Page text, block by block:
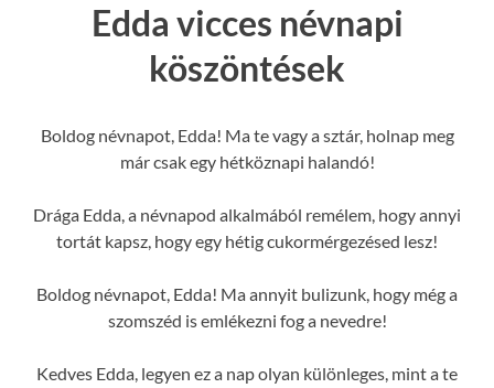
Edda vicces névnapi
köszöntések
Boldog névnapot, Edda! Ma te vagy a sztár, holnap meg
már csak egy hétköznapi halandó!
Drága Edda, a névnapod alkalmából remélem, hogy annyi
tortát kapsz, hogy egy hétig cukormérgezésed lesz!
Boldog névnapot, Edda! Ma annyit bulizunk, hogy még a
szomszéd is emlékezni fog a nevedre!
Kedves Edda, legyen ez a nap olyan különleges, mint a te